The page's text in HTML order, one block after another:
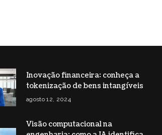
Inovação financeira: conheça a
tokenização de bens intangíveis
agosto 12, 2024
Visão computacional na